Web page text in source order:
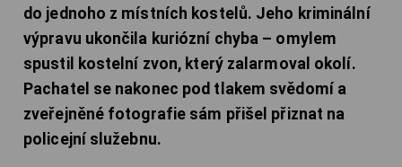
do jednoho z místních kostelů. Jeho kriminální
výpravu ukončila kuriózní chyba – omylem
spustil kostelní zvon, který zalarmoval okolí.
Pachatel se nakonec pod tlakem svědomí a
zveřejněné fotografie sám přišel přiznat na
policejní služebnu.